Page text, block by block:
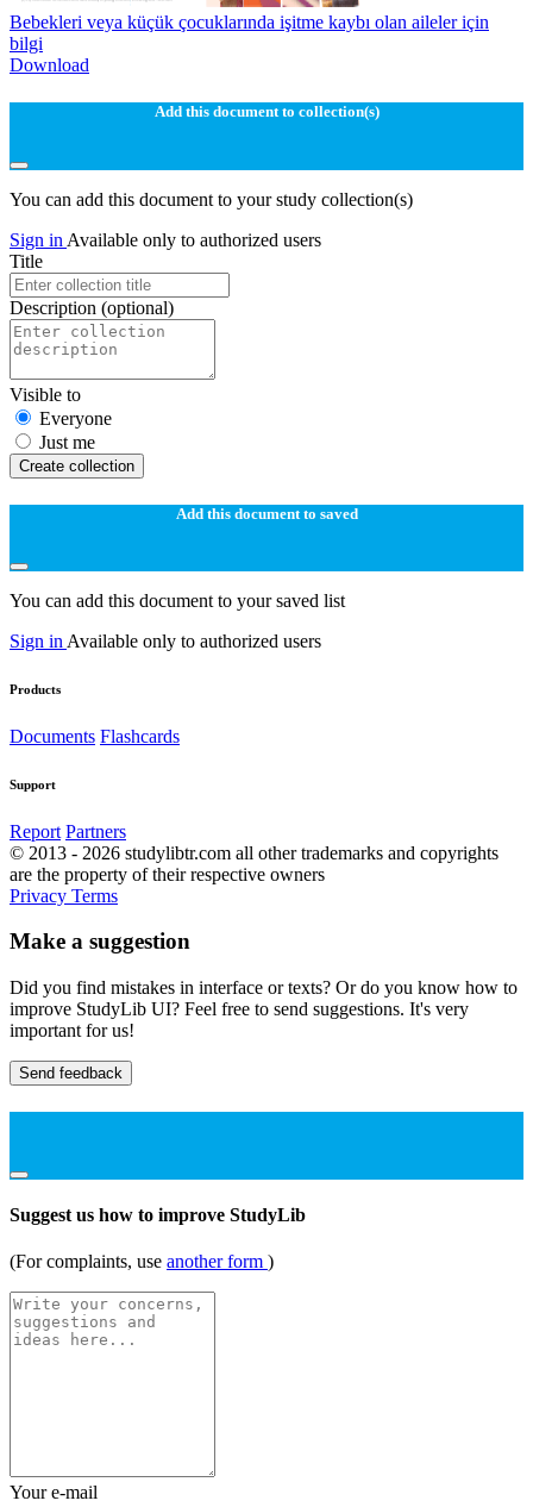
Bebekleri veya küçük çocuklarında işitme kaybı olan aileler için
bilgi
Download
Add this document to collection(s)
You can add this document to your study collection(s)
Sign in Available only to authorized users
Title
Description (optional)
Visible to
Everyone
Just me
Create collection
Add this document to saved
You can add this document to your saved list
Sign in Available only to authorized users
Products
Documents Flashcards
Support
Report Partners
© 2013 - 2026 studylibtr.com all other trademarks and copyrights
are the property of their respective owners
Privacy Terms
Make a suggestion
Did you find mistakes in interface or texts? Or do you know how to
improve StudyLib UI? Feel free to send suggestions. It's very
important for us!
Send feedback
Suggest us how to improve StudyLib
(For complaints, use another form )
Your e-mail